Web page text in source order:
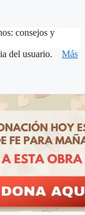
consejos y
del usuario. Más